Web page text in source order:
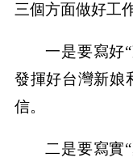
三個方面做好工
一是要寫好
發揮好台灣新娘
信。
二是要寫實